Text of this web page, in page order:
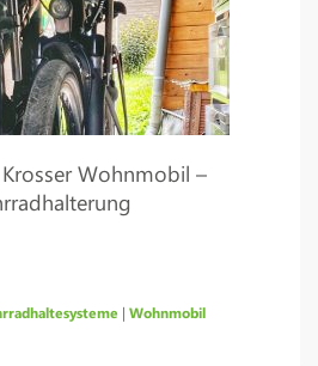
Wohnmobil –
| Wohnmobil